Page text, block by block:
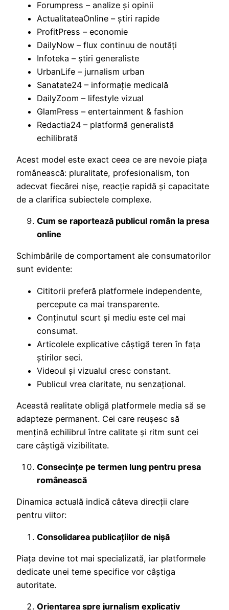
Forumpress – analize și opinii
ActualitateaOnline – știri rapide
ProfitPress – economie
DailyNow – flux continuu de noutăți
Infoteka – știri generaliste
UrbanLife – jurnalism urban
Sanatate24 – informație medicală
DailyZoom – lifestyle vizual
GlamPress – entertainment & fashion
Redactia24 – platformă generalistă
echilibrată
Acest model este exact ceea ce are nevoie piața
românească: pluralitate, profesionalism, ton
adecvat fiecărei nișe, reacție rapidă și capacitate
de a clarifica subiectele complexe.
Cum se raportează publicul român la presa
online
Schimbările de comportament ale consumatorilor
sunt evidente:
Cititorii preferă platformele independente,
percepute ca mai transparente.
Conținutul scurt și mediu este cel mai
consumat.
Articolele explicative câștigă teren în fața
știrilor seci.
Videoul și vizualul cresc constant.
Publicul vrea claritate, nu senzațional.
Această realitate obligă platformele media să se
adapteze permanent. Cei care reușesc să
mențină echilibrul între calitate și ritm sunt cei
care câștigă vizibilitate.
Consecințe pe termen lung pentru presa
românească
Dinamica actuală indică câteva direcții clare
pentru viitor:
Consolidarea publicațiilor de nișă
Piața devine tot mai specializată, iar platformele
dedicate unei teme specifice vor câștiga
autoritate.
Orientarea spre jurnalism explicativ